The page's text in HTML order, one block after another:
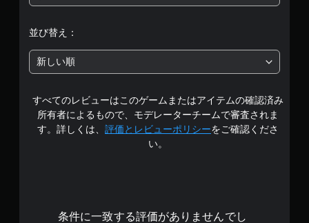
並び替え：
新しい順
すべてのレビューはこのゲームまたはアイテムの確認済み
所有者によるもので、モデレーターチームで審査されま
す。詳しくは、 評価とレビューポリシーをご確認くださ
い。
条件に一致する評価がありませんでし